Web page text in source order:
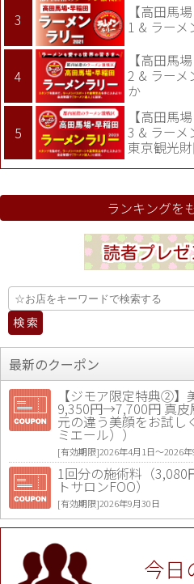
【高田馬
1 & ラーメ
【高田馬
2 & ラーメ
か
【高田馬
3 & ラーメ
東京観光
ランキングを
最新のクーポン
【ジモア限定特典②】
9,350円→7,700円 真皮
元の違う美顔をお試し
ミエール））
[有効期限]2026年4月1日〜2026
1回分の施術料（3,080
トサロンFOO）
[有効期限]2026年9月30日
値段提示後「ジモア見
P！※チケットと新品商
駅前店）
[有効期限]2026年9月30日今日